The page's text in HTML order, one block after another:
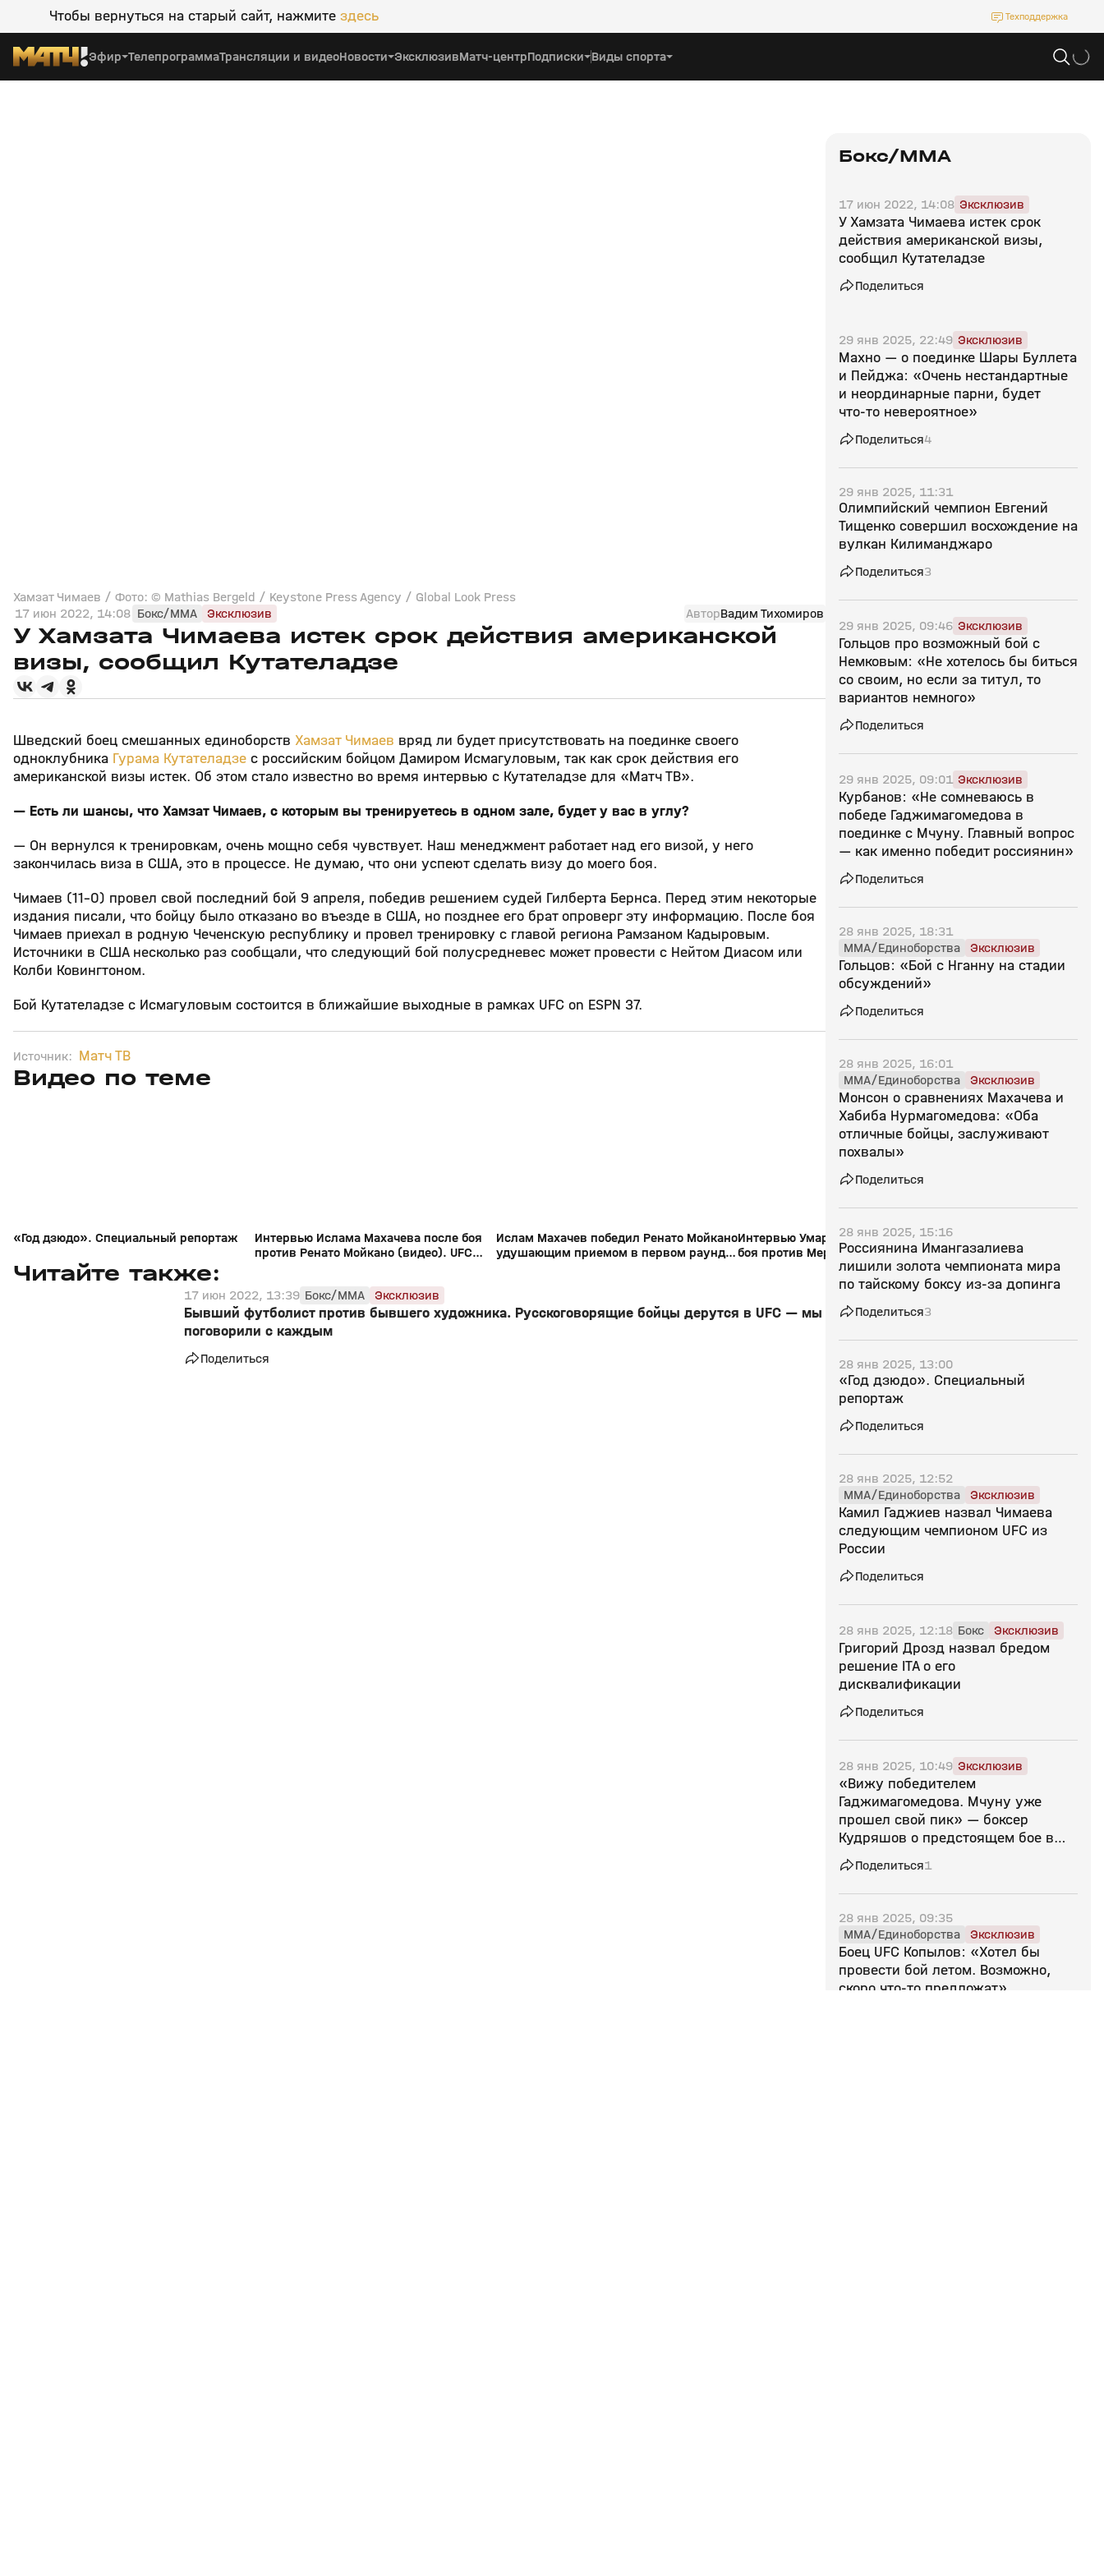
Чтобы вернуться на старый сайт, нажмите здесь Техподдержка
Эфир ТелепрограммаТрансляции и видеоНовости ЭксклюзивМатч-центрПодписки Виды спорта
Хамзат Чимаев / Фото: © Mathias Bergeld / Keystone Press Agency / Global Look Press
17 июн 2022, 14:08 Бокс/MMA Эксклюзив АвторВадим Тихомиров
У Хамзата Чимаева истек срок действия американской
визы, сообщил Кутателадзе
Шведский боец смешанных единоборств Хамзат Чимаев вряд ли будет присутствовать на поединке своего
одноклубника Гурама Кутателадзе с российским бойцом Дамиром Исмагуловым, так как срок действия его
американской визы истек. Об этом стало известно во время интервью с Кутателадзе для «Матч ТВ».
— Есть ли шансы, что Хамзат Чимаев, с которым вы тренируетесь в одном зале, будет у вас в углу?
— Он вернулся к тренировкам, очень мощно себя чувствует. Наш менеджмент работает над его визой, у него
закончилась виза в США, это в процессе. Не думаю, что они успеют сделать визу до моего боя.
Чимаев (11-0) провел свой последний бой 9 апреля, победив решением судей Гилберта Бернса. Перед этим некоторые
издания писали, что бойцу было отказано во въезде в США, но позднее его брат опроверг эту информацию. После боя
Чимаев приехал в родную Чеченскую республику и провел тренировку с главой региона Рамзаном Кадыровым.
Источники в США несколько раз сообщали, что следующий бой полусредневес может провести с Нейтом Диасом или
Колби Ковингтоном.
Бой Кутателадзе с Исмагуловым состоится в ближайшие выходные в рамках UFC on ESPN 37.
Источник: Матч ТВ
Видео по теме
28 янв 2025, 13:00
«Год дзюдо». Специальный репортаж
Интервью Ислама Махачева после боя
против Ренато Мойкано (видео). UFC
Ислам Махачев победил Ренато Мойкано
удушающим приемом в первом раунде
Интервью Умара Нурмагомедова после
боя против Мераба Двалишвили
16+
Двалишвили
Читайте также:
17 июн 2022, 13:39 Бокс/MMA Эксклюзив
Бывший футболист против бывшего художника. Русскоговорящие бойцы дерутся в UFC — мы
поговорили с каждым
Поделиться
Бокс/MMA
17 июн 2022, 14:08 Эксклюзив
У Хамзата Чимаева истек срок
действия американской визы,
сообщил Кутателадзе
Поделиться
29 янв 2025, 22:49 Эксклюзив
Махно — о поединке Шары Буллета
и Пейджа: «Очень нестандартные
и неординарные парни, будет
что‑то невероятное»
Поделиться4
29 янв 2025, 11:31
Олимпийский чемпион Евгений
Тищенко совершил восхождение на
вулкан Килиманджаро
Поделиться3
29 янв 2025, 09:46 Эксклюзив
Гольцов про возможный бой с
Немковым: «Не хотелось бы биться
со своим, но если за титул, то
вариантов немного»
Поделиться
29 янв 2025, 09:01 Эксклюзив
Курбанов: «Не сомневаюсь в
победе Гаджимагомедова в
поединке с Мчуну. Главный вопрос
— как именно победит россиянин»
Поделиться
28 янв 2025, 18:31
MMA/Единоборства
Эксклюзив
Гольцов: «Бой с Нганну на стадии
обсуждений»
Поделиться
28 янв 2025, 16:01
MMA/Единоборства
Эксклюзив
Монсон о сравнениях Махачева и
Хабиба Нурмагомедова: «Оба
отличные бойцы, заслуживают
похвалы»
Поделиться
28 янв 2025, 15:16
Россиянина Имангазалиева
лишили золота чемпионата мира
по тайскому боксу из‑за допинга
Поделиться3
28 янв 2025, 13:00
«Год дзюдо». Специальный
репортаж
Поделиться
28 янв 2025, 12:52
MMA/Единоборства
Эксклюзив
Камил Гаджиев назвал Чимаева
следующим чемпионом UFC из
России
Поделиться
28 янв 2025, 12:18 Бокс Эксклюзив
Григорий Дрозд назвал бредом
решение ITA о его
дисквалификации
Поделиться
28 янв 2025, 10:49 Эксклюзив
«Вижу победителем
Гаджимагомедова. Мчуну уже
прошел свой пик» — боксер
Кудряшов о предстоящем бое в
Москве
Поделиться1
28 янв 2025, 09:35
MMA/Единоборства
Эксклюзив
Боец UFC Копылов: «Хотел бы
провести бой летом. Возможно,
скоро что‑то предложат»